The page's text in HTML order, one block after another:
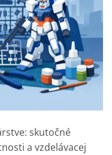
skutočné
a vzdelávacej